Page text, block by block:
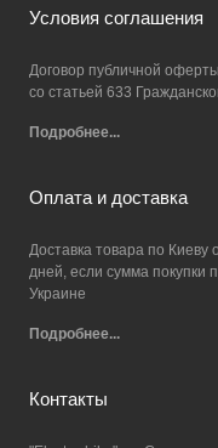
Условия соглашения
Договор публичной
со статьей 633
Подробнее...
Оплата и доставка
Доставка товара по Киеву
дней, если сумма покупки
Украине
Подробнее...
Контакты